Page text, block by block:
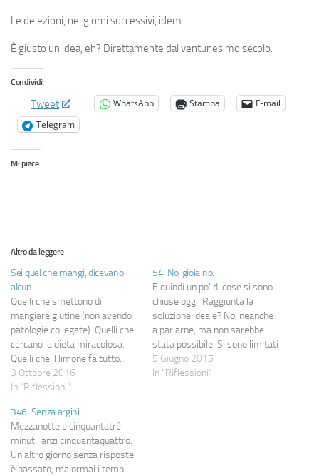
Le deiezioni, nei giorni successivi, idem
È giusto un'idea, eh? Direttamente dal ventunesimo secolo.
Condividi:
Tweet WhatsApp Stampa
E-mail
Telegram
Mi piace:
Altro da leggere
Sei quel che mangi, dicevano
alcuni
Quelli che smettono di
mangiare glutine (non avendo
patologie collegate). Quelli che
cercano la dieta miracolosa.
Quelli che il limone fa tutto.
Quelli che tolgono carboidrati e
sa il cavolo quante altre cose in
pensando alle conseguenze
che avrà sul loro metabolismo.
Quelli che chiedono la…
3 Ottobre 2016
In "Riflessioni"
54. No, gioia no.
E quindi un po' di cose si sono
chiuse oggi. Raggiunta la
soluzione ideale? No, neanche
a parlarne, ma non sarebbe
stata possibile. Si sono limitati
parecchio i danni, quello sì.
Eppure non riesco a gioire.
5 Giugno 2015
In "Riflessioni"
346. Senza argini
Mezzanotte e cinquantatré
minuti, anzi cinquantaquattro.
Un altro giorno senza risposte
è passato, ma ormai i tempi